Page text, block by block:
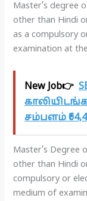
Master’s degree
other than Hindi
as a compulsory
examination at
New Job👉
சம்பளம்
Master’s Degree
other than Hindi
compulsory or
medium of